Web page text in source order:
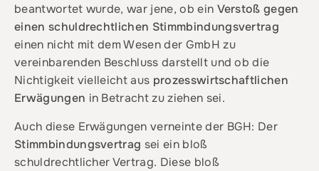
beantwortet wurde, war jene, ob ein Verstoß gegen
einen schuldrechtlichen Stimmbindungsvertrag
einen nicht mit dem Wesen der GmbH zu
vereinbarenden Beschluss darstellt und ob die
Nichtigkeit vielleicht aus prozesswirtschaftlichen
Erwägungen in Betracht zu ziehen sei.
Auch diese Erwägungen verneinte der BGH: Der
Stimmbindungsvertrag sei ein bloß
schuldrechtlicher Vertrag. Diese bloß